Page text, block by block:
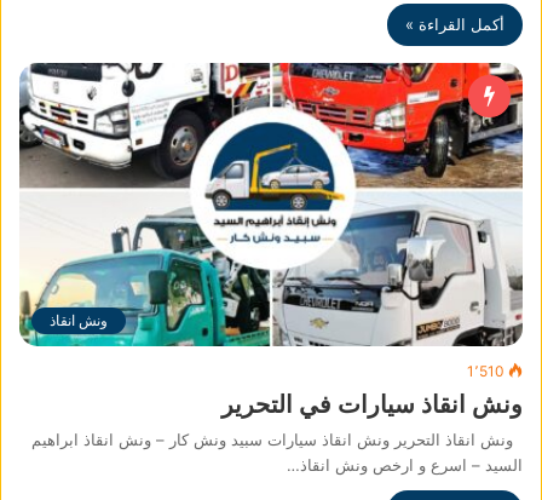
أكمل القراءة »
ونش انقاذ
1٬510
ونش انقاذ سيارات في التحرير
ونش انقاذ التحرير ونش انقاذ سيارات سبيد ونش كار – ونش انقاذ ابراهيم
السيد – اسرع و ارخص ونش انقاذ…